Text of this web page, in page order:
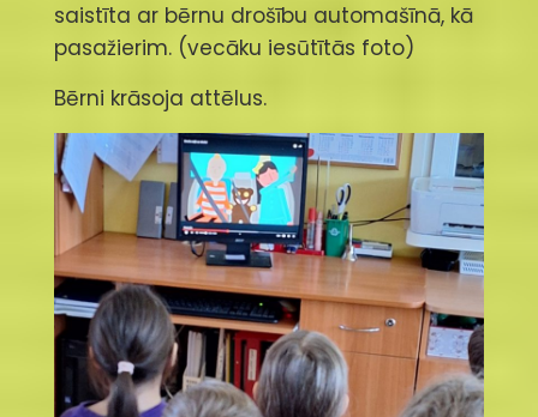
saistīta ar bērnu drošību automašīnā, kā
pasažierim. (vecāku iesūtītās foto)
Bērni krāsoja attēlus.